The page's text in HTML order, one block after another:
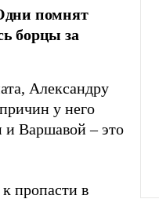
помнят
борцы за
Александру
у него
Варшавой – это
пропасти в